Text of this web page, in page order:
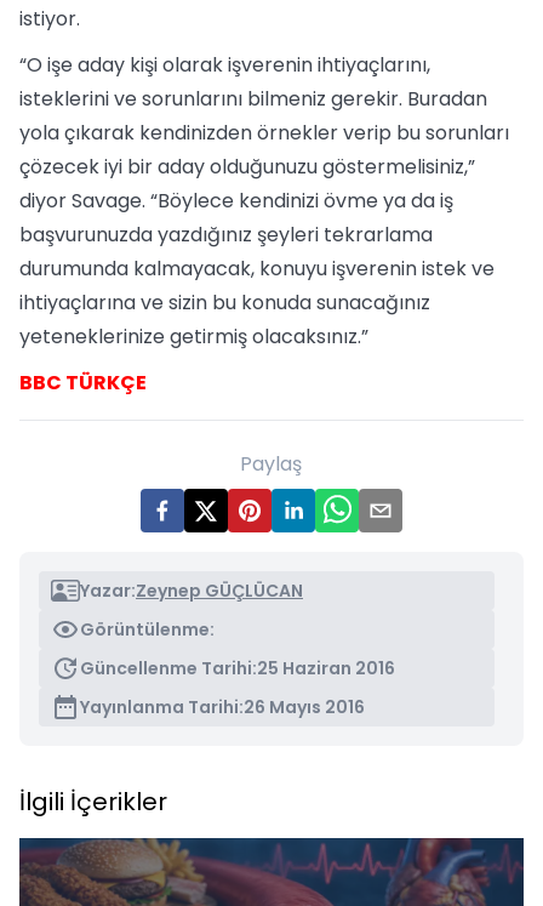
istiyor.
“O işe aday kişi olarak işverenin ihtiyaçlarını,
isteklerini ve sorunlarını bilmeniz gerekir. Buradan
yola çıkarak kendinizden örnekler verip bu sorunları
çözecek iyi bir aday olduğunuzu göstermelisiniz,”
diyor Savage. “Böylece kendinizi övme ya da iş
başvurunuzda yazdığınız şeyleri tekrarlama
durumunda kalmayacak, konuyu işverenin istek ve
ihtiyaçlarına ve sizin bu konuda sunacağınız
yeteneklerinize getirmiş olacaksınız.”
BBC TÜRKÇE
Paylaş
Yazar:Zeynep GÜÇLÜCAN
Görüntülenme:
Güncellenme Tarihi:25 Haziran 2016
Yayınlanma Tarihi:26 Mayıs 2016
İlgili İçerikler